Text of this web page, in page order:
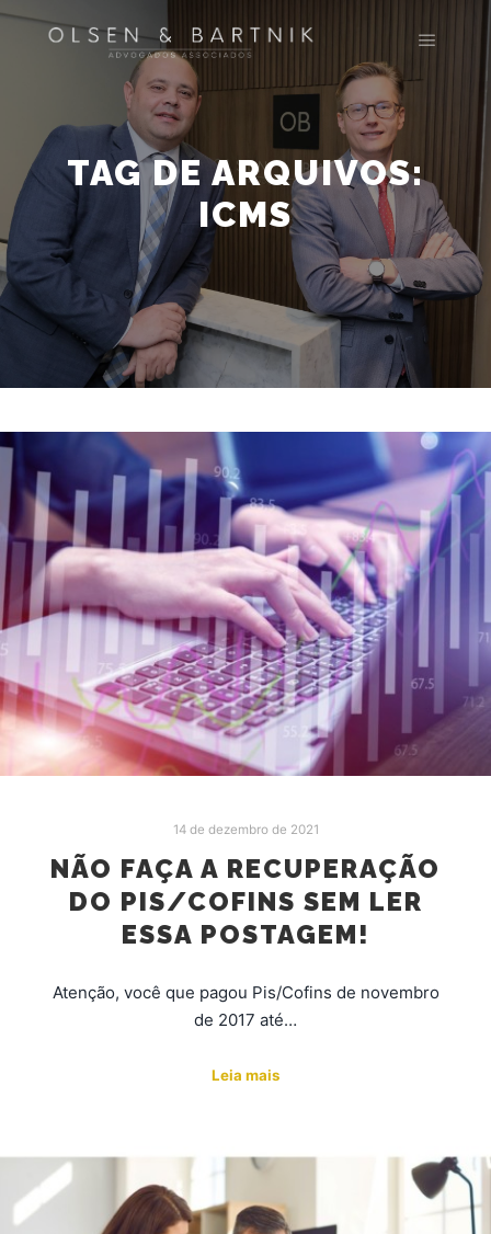
TAG DE ARQUIVOS:
ICMS
14 de dezembro de 2021
NÃO FAÇA A RECUPERAÇÃO
DO PIS/COFINS SEM LER
ESSA POSTAGEM!
Atenção, você que pagou Pis/Cofins de novembro
de 2017 até…
Leia mais